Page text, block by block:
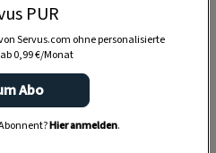
PUR
Servus.com ohne personalisierte
0,99 €/Monat
Abo
Hier anmelden.